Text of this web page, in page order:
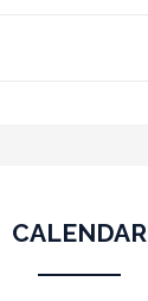
CALENDAR